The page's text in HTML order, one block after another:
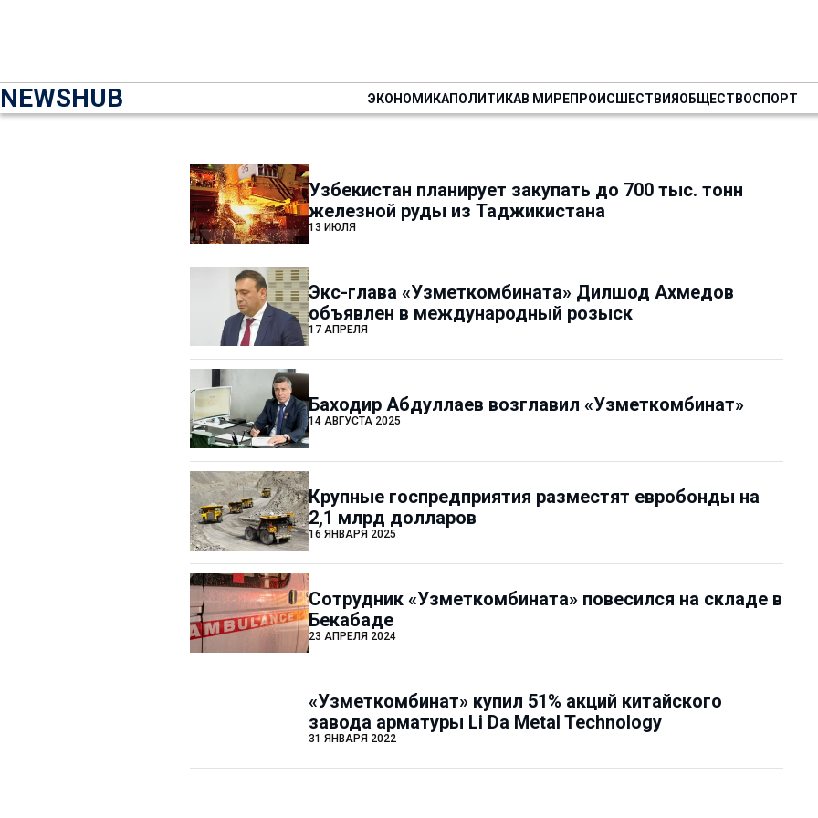
NEWSHUB ЭКОНОМИКАПОЛИТИКАВ МИРЕПРОИСШЕСТВИЯОБЩЕСТВОСПОРТ
Узбекистан планирует закупать до 700 тыс. тонн
железной руды из Таджикистана
13 ИЮЛЯ
Экс-глава «Узметкомбината» Дилшод Ахмедов
объявлен в международный розыск
17 АПРЕЛЯ
Баходир Абдуллаев возглавил «Узметкомбинат»
14 АВГУСТА 2025
Крупные госпредприятия разместят евробонды на
2,1 млрд долларов
16 ЯНВАРЯ 2025
Сотрудник «Узметкомбината» повесился на складе в
Бекабаде
23 АПРЕЛЯ 2024
«Узметкомбинат» купил 51% акций китайского
завода арматуры Li Da Metal Technology
31 ЯНВАРЯ 2022